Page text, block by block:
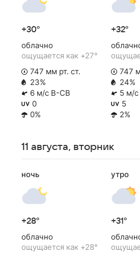
+30°
облачно
ощущается как +27°
747 мм рт. ст.
23%
6 м/с В-СВ
0
0%
+32°
747
24%
5 м/
5
2%
11 августа, вторник
ночь
+28°
облачно
ощущается как +28°
утро
+31°